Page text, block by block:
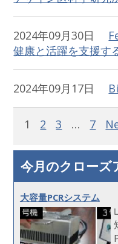
2024年09月30日
健康と活躍を支援す
2024年09月17日
1 2 3 … 7
今月のクローズ
大容量PCRシステム